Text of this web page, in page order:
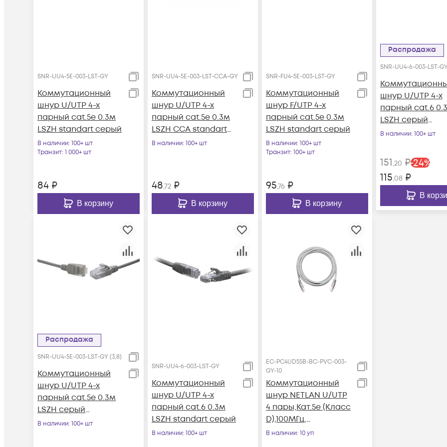
SNR-UU4-5E-003-LST-GY
Коммутационный
шнур U/UTP 4-х
парный cat.5e 0.3м
LSZH standart серый
В наличии: 100+ шт
Транзит: 1 000+ шт
84 ₽
В корзину
SNR-UU4-5E-003-LST-CCA-GY
Коммутационный
шнур U/UTP 4-х
парный cat.5e 0.3м
LSZH CCA standart
серый
В наличии: 100+ шт
48,72₽
В корзину
SNR-FU4-5E-003-LST-GY
Коммутационный
шнур F/UTP 4-х
парный cat.5e 0.3м
LSZH standart серый
В наличии: 100+ шт
Транзит: 100+ шт
95,76₽
В корзину
Распродажа
SNR-UU4-6-003-LST-
шнур U/UTP 4-х
парный cat.6
LSZH серый
(диаметр 3,8 мм)
В наличии: 100+ шт
151,20 ₽-24%
115,08₽
В
Распродажа
SNR-UU4-5E-003-LST-GY (3,8)
Коммутационный
шнур U/UTP 4-х
парный cat.5е 0.3м
LSZH серый
(диаметр 3,8 мм)
В наличии: 100+ шт
SNR-UU4-6-003-LST-GY
Коммутационный
шнур U/UTP 4-х
парный cat.6 0.3м
LSZH standart серый
В наличии: 100+ шт
EC-PC4UD55B-BC-PVC-003-
GY-10
Коммутационный
шнур NETLAN U/UTP
4 пары,Кат.5е (Класс
D),100МГц,
2хRJ45/8P8C, T568B,
В наличии: 10 уп